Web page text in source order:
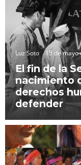
Luz Soto 15 de mayo
El fin de la
nacimiento
derechos
defender